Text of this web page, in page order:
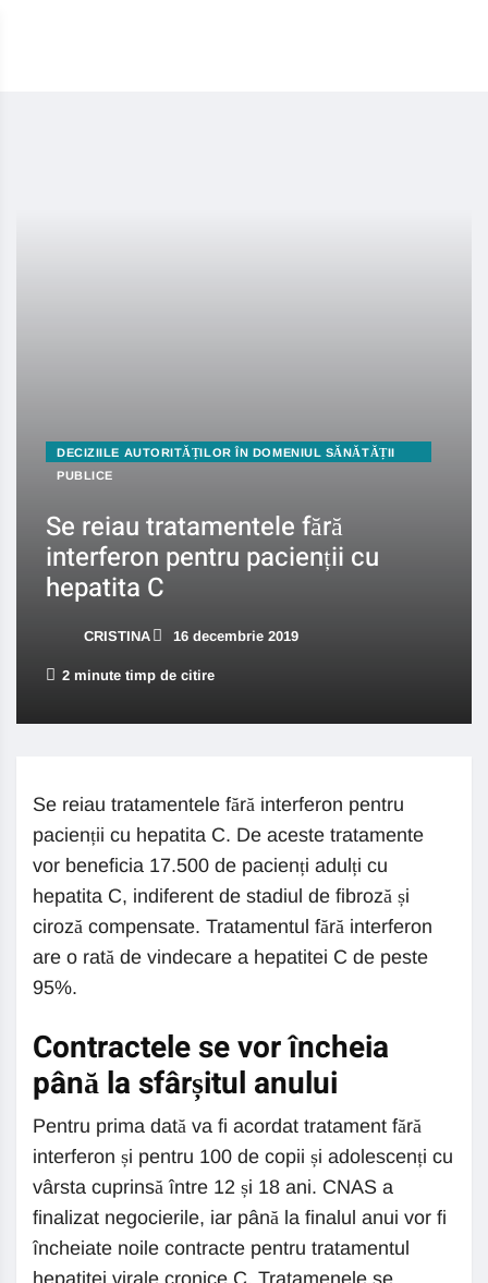
DECIZIILE AUTORITĂȚILOR ÎN DOMENIUL SĂNĂTĂȚII
PUBLICE
Se reiau tratamentele fără
interferon pentru pacienții cu
hepatita C
CRISTINA 16 decembrie 2019
2 minute timp de citire
Se reiau tratamentele fără interferon pentru
pacienții cu hepatita C. De aceste tratamente
vor beneficia 17.500 de pacienți adulți cu
hepatita C, indiferent de stadiul de fibroză și
ciroză compensate. Tratamentul fără interferon
are o rată de vindecare a hepatitei C de peste
95%.
Contractele se vor încheia
până la sfârșitul anului
Pentru prima dată va fi acordat tratament fără
interferon și pentru 100 de copii și adolescenți cu
vârsta cuprinsă între 12 și 18 ani. CNAS a
finalizat negocierile, iar până la finalul anui vor fi
încheiate noile contracte pentru tratamentul
hepatitei virale cronice C. Tratamenele se